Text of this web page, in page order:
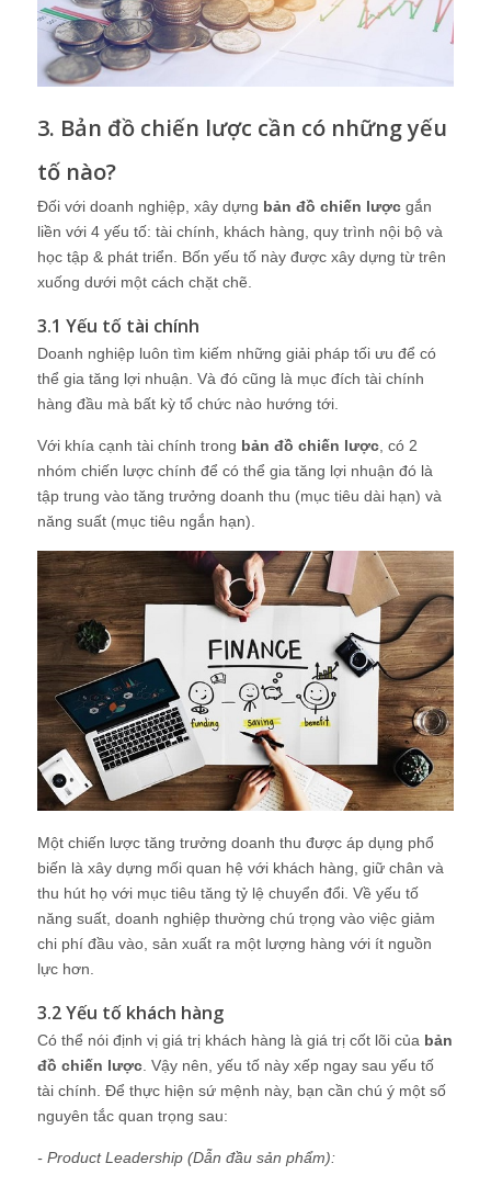
3. Bản đồ chiến lược cần có những yếu
tố nào?
Đối với doanh nghiệp, xây dựng bản đồ chiến lược gắn
liền với 4 yếu tố: tài chính, khách hàng, quy trình nội bộ và
học tập & phát triển. Bốn yếu tố này được xây dựng từ trên
xuống dưới một cách chặt chẽ.
3.1 Yếu tố tài chính
Doanh nghiệp luôn tìm kiếm những giải pháp tối ưu để có
thể gia tăng lợi nhuận. Và đó cũng là mục đích tài chính
hàng đầu mà bất kỳ tổ chức nào hướng tới.
Với khía cạnh tài chính trong bản đồ chiến lược , có 2
nhóm chiến lược chính để có thể gia tăng lợi nhuận đó là
tập trung vào tăng trưởng doanh thu (mục tiêu dài hạn) và
năng suất (mục tiêu ngắn hạn).
Một chiến lược tăng trưởng doanh thu được áp dụng phổ
biến là xây dựng mối quan hệ với khách hàng, giữ chân và
thu hút họ với mục tiêu tăng tỷ lệ chuyển đổi. Về yếu tố
năng suất, doanh nghiệp thường chú trọng vào việc giảm
chi phí đầu vào, sản xuất ra một lượng hàng với ít nguồn
lực hơn.
3.2 Yếu tố khách hàng
Có thể nói định vị giá trị khách hàng là giá trị cốt lõi của bản
đồ chiến lược . Vậy nên, yếu tố này xếp ngay sau yếu tố
tài chính. Để thực hiện sứ mệnh này, bạn cần chú ý một số
nguyên tắc quan trọng sau:
- Product Leadership (Dẫn đầu sản phẩm):